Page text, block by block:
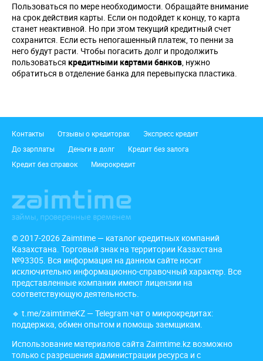
Пользоваться по мере необходимости. Обращайте внимание
на срок действия карты. Если он подойдет к концу, то карта
станет неактивной. Но при этом текущий кредитный счет
сохранится. Если есть непогашенный платеж, то пенни за
него будут расти. Чтобы погасить долг и продолжить
пользоваться кредитными картами банков, нужно
обратиться в отделение банка для перевыпуска пластика.
Подвал
Контакты Отзывы о кредиторах
Экспресс кредит
До зарплаты
Деньги в долг
Кредит без залога
Кредит без справок
Микрокредит
© 2017-2026 Zaimtime — каталог кредитных компаний
Казахстана. Торговый знак на территории Казахстана
№93305. Вся информация на данном сайте носит
исключительно информационно-справочный характер. Все
представленные компании имеют лицензии на
соответствующую деятельность.
🔹 t.me/zaimtimeKZ — Telegram чат о микрокредитах:
поддержка, обмен опытом и помощь заемщикам.
Использование материалов сайта Zaimtime.kz возможно
только с разрешения администрации ресурса и с